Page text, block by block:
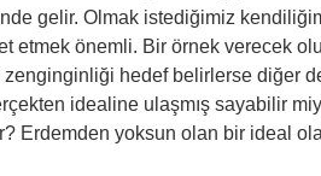
gelir. Olmak istediğimiz
etmek önemli. Bir örnek verecek
hedef belirlerse diğer
idealine ulaşmış sayabilir
Erdemden yoksun olan bir ideal